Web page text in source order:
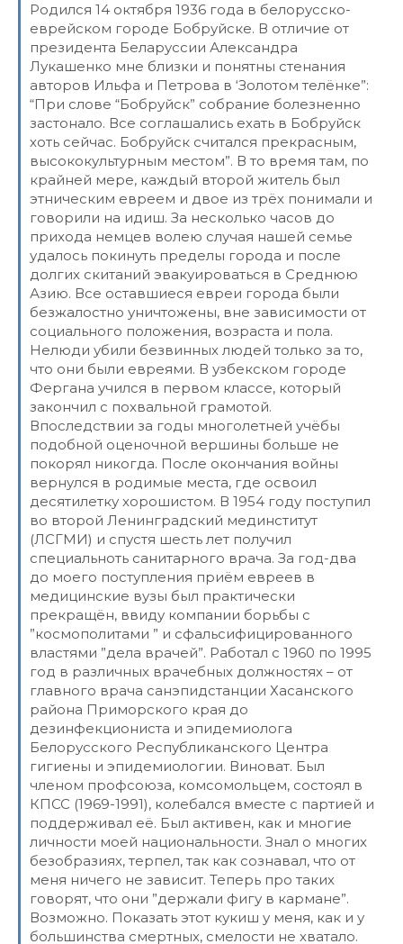
Родился 14 октября 1936 года в белорусско-
еврейском городе Бобруйске. В отличие от
президента Беларуссии Александра
Лукашенко мне близки и понятны стенания
авторов Ильфа и Петрова в ‘Золотом телёнке”:
“При слове “Бобруйск” собрание болезненно
застонало. Все соглашались ехать в Бобруйск
хоть сейчас. Бобруйск считался прекрасным,
высококультурным местом”. В то время там, по
крайней мере, каждый второй житель был
этническим евреем и двое из трёх понимали и
говорили на идиш. За несколько часов до
прихода немцев волею случая нашей семье
удалось покинуть пределы города и после
долгих скитаний эвакуироваться в Среднюю
Азию. Все оставшиеся евреи города были
безжалостно уничтожены, вне зависимости от
социального положения, возраста и пола.
Нелюди убили безвинных людей только за то,
что они были евреями. В узбекском городе
Фергана учился в первом классе, который
закончил с похвальной грамотой.
Впоследствии за годы многолетней учёбы
подобной оценочной вершины больше не
покорял никогда. После окончания войны
вернулся в родимые места, где освоил
десятилетку хорошистом. В 1954 году поступил
во второй Ленинградский мединститут
(ЛСГМИ) и спустя шесть лет получил
специальноть санитарного врача. За год-два
до моего поступления приём евреев в
медицинские вузы был практически
прекращён, ввиду компании борьбы с
”космополитами ” и сфальсифицированного
властями ”дела врачей”. Работал с 1960 по 1995
год в различных врачебных должностях – от
главного врача санэпидстанции Хасанского
района Приморского края до
дезинфекциониста и эпидемиолога
Белорусского Республиканского Центра
гигиены и эпидемиологии. Виноват. Был
членом профсоюза, комсомольцем, состоял в
КПСС (1969-1991), колебался вместе с партией и
поддерживал её. Был активен, как и многие
личности моей национальности. Знал о многих
безобразиях, терпел, так как сознавал, что от
меня ничего не зависит. Теперь про таких
говорят, что они ”держали фигу в кармане”.
Возможно. Показать этот кукиш у меня, как и у
большинства смертных, смелости не хватало.